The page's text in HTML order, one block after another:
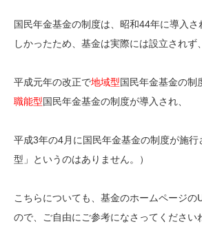
国民年金基金の制度は、昭和44年に導入
しかったため、基金は実際には設立されず、
平成元年の改正で地域型国民年金基金の制
職能型国民年金基金の制度が導入され、
平成3年の4月に国民年金基金の制度が施行
型」というのはありません。）
こちらについても、基金のホームページの
ので、ご自由にご参考になさってください